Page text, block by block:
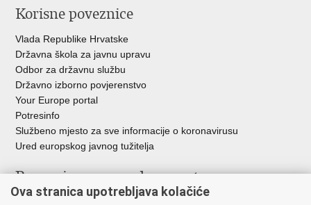
Korisne poveznice
Vlada Republike Hrvatske
Državna škola za javnu upravu
Odbor za državnu službu
Državno izborno povjerenstvo
Your Europe portal
Potresinfo
Službeno mjesto za sve informacije o koronavirusu
Ured europskog javnog tužitelja
Poveznice pravosudnog sustava
Ova stranica upotrebljava kolačiće